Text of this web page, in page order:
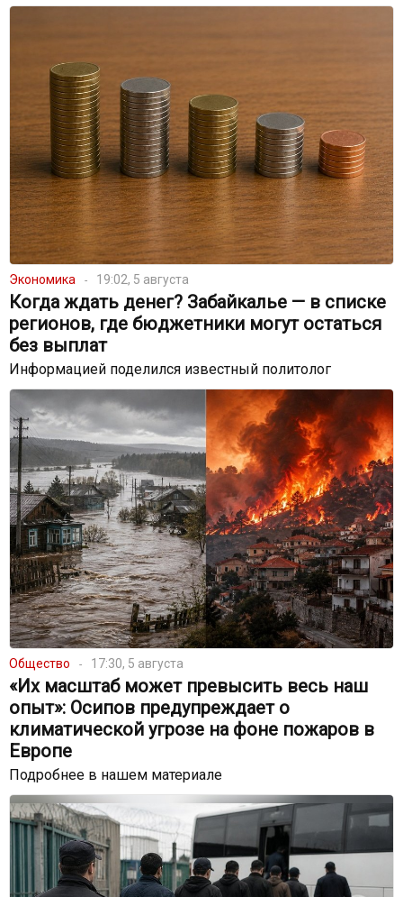
Экономика 19:02, 5 августа
Когда ждать денег? Забайкалье — в списке
регионов, где бюджетники могут остаться
без выплат
Информацией поделился известный политолог
Общество 17:30, 5 августа
«Их масштаб может превысить весь наш
опыт»: Осипов предупреждает о
климатической угрозе на фоне пожаров в
Европе
Подробнее в нашем материале